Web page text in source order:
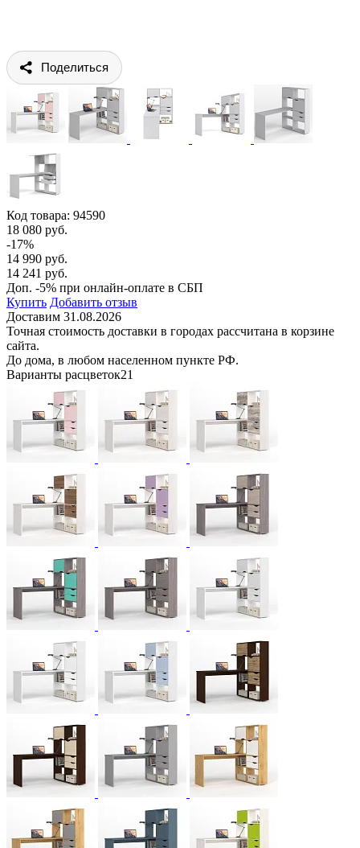
Поделиться
Код товара: 94590
18 080 руб.
-17%
14 990 руб.
14 241 руб.
Доп. -5% при онлайн-оплате в СБП
Купить Добавить отзыв
Доставим 31.08.2026
Точная стоимость доставки в городах рассчитана в корзине
сайта.
До дома, в любом населенном пункте РФ.
Варианты расцветок21